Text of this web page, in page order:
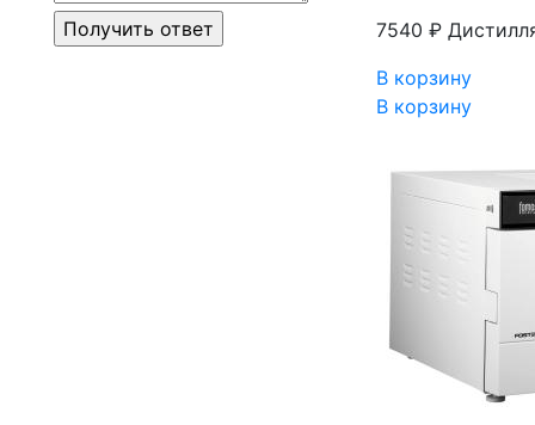
7540 ₽
В корзину
В корзину